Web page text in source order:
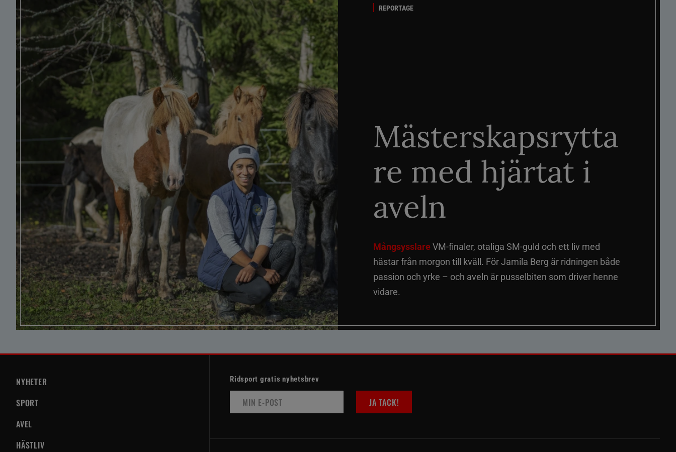
REPORTAGE
Mästerskapsrytta
re med hjärtat i
aveln
MångsysslareVM-finaler, otaliga SM-guld och ett liv med
hästar från morgon till kväll. För Jamila Berg är ridningen både
passion och yrke – och aveln är pusselbiten som driver henne
vidare.
NYHETER
SPORT
AVEL
HÄSTLIV
Ridsport gratis nyhetsbrev
JA TACK!